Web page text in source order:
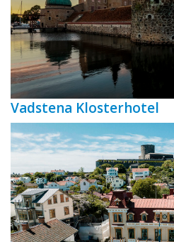
Vadstena Klosterhotel